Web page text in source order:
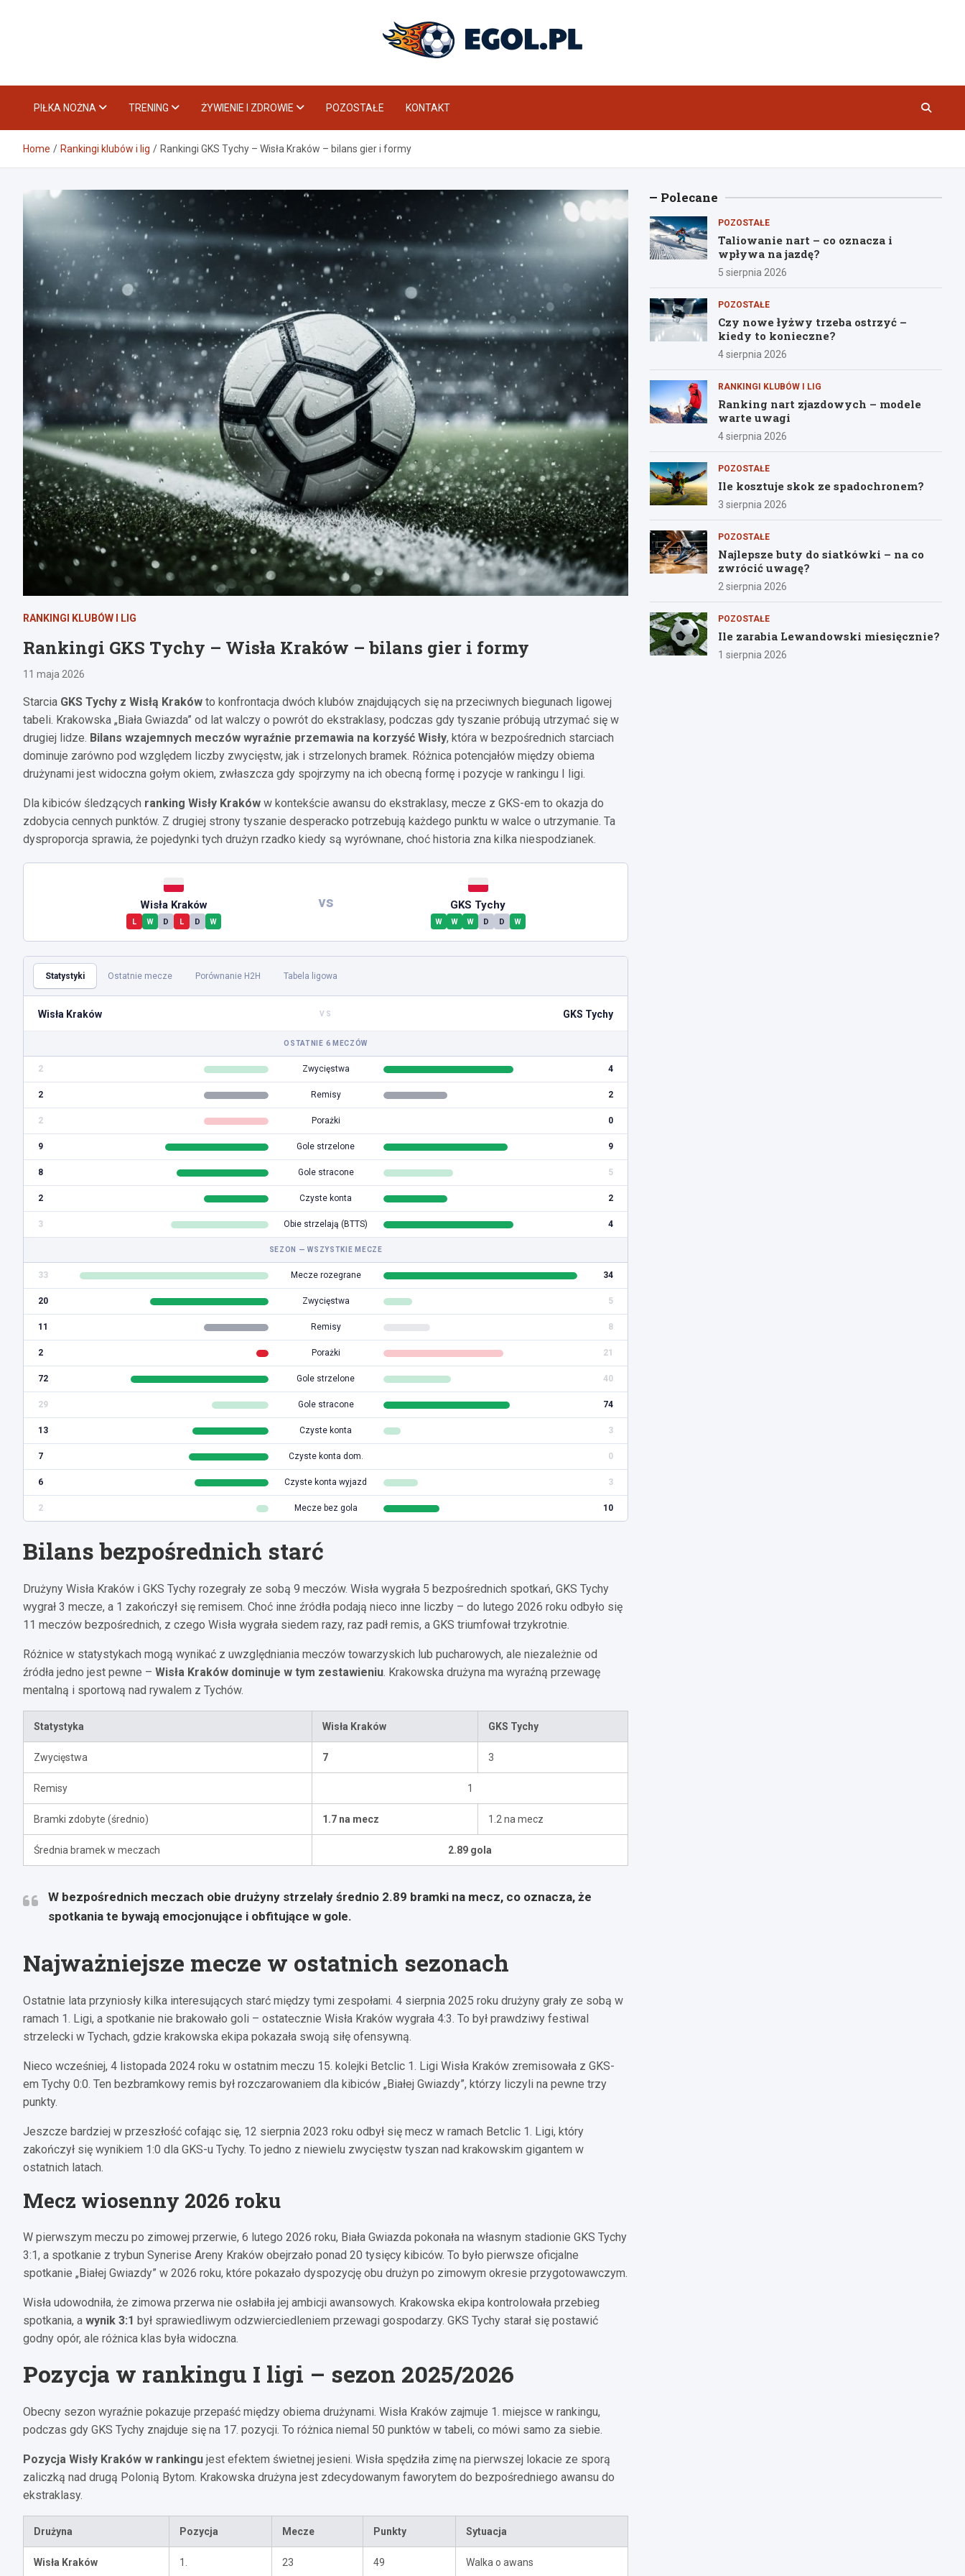
eGol.pl
PIŁKA NOŻNA TRENING ŻYWIENIE I ZDROWIE POZOSTAŁE KONTAKT
Home Rankingi klubów i lig Rankingi GKS Tychy – Wisła Kraków – bilans gier i formy
RANKINGI KLUBÓW I LIG
Rankingi GKS Tychy – Wisła Kraków – bilans gier i formy
11 maja 2026
Starcia GKS Tychy z Wisłą Kraków to konfrontacja dwóch klubów znajdujących się na przeciwnych biegunach ligowej
tabeli. Krakowska „Biała Gwiazda” od lat walczy o powrót do ekstraklasy, podczas gdy tyszanie próbują utrzymać się w
drugiej lidze. Bilans wzajemnych meczów wyraźnie przemawia na korzyść Wisły, która w bezpośrednich starciach
dominuje zarówno pod względem liczby zwycięstw, jak i strzelonych bramek. Różnica potencjałów między obiema
drużynami jest widoczna gołym okiem, zwłaszcza gdy spojrzymy na ich obecną formę i pozycje w rankingu I ligi.
Dla kibiców śledzących ranking Wisły Kraków w kontekście awansu do ekstraklasy, mecze z GKS-em to okazja do
zdobycia cennych punktów. Z drugiej strony tyszanie desperacko potrzebują każdego punktu w walce o utrzymanie. Ta
dysproporcja sprawia, że pojedynki tych drużyn rzadko kiedy są wyrównane, choć historia zna kilka niespodzianek.
Wisła Kraków
L W D L D W
vs GKS Tychy
W W W D D W
Statystyki Ostatnie mecze Porównanie H2H Tabela ligowa
Wisła Kraków VS GKS Tychy
OSTATNIE 6 MECZÓW
2 Zwycięstwa 4
2 Remisy 2
2 Porażki 0
9 Gole strzelone 9
8 Gole stracone 5
2 Czyste konta 2
3 Obie strzelają (BTTS) 4
SEZON — WSZYSTKIE MECZE
33 Mecze rozegrane 34
20 Zwycięstwa 5
11 Remisy 8
2 Porażki 21
72 Gole strzelone 40
29 Gole stracone 74
13 Czyste konta 3
7 Czyste konta dom. 0
6 Czyste konta wyjazd 3
2 Mecze bez gola 10
Bilans bezpośrednich starć
Drużyny Wisła Kraków i GKS Tychy rozegrały ze sobą 9 meczów. Wisła wygrała 5 bezpośrednich spotkań, GKS Tychy
wygrał 3 mecze, a 1 zakończył się remisem. Choć inne źródła podają nieco inne liczby – do lutego 2026 roku odbyło się
11 meczów bezpośrednich, z czego Wisła wygrała siedem razy, raz padł remis, a GKS triumfował trzykrotnie.
Różnice w statystykach mogą wynikać z uwzględniania meczów towarzyskich lub pucharowych, ale niezależnie od
źródła jedno jest pewne – Wisła Kraków dominuje w tym zestawieniu. Krakowska drużyna ma wyraźną przewagę
mentalną i sportową nad rywalem z Tychów.
Statystyka Wisła Kraków GKS Tychy
Zwycięstwa 7 3
Remisy 1
Bramki zdobyte (średnio) 1.7 na mecz 1.2 na mecz
Średnia bramek w meczach 2.89 gola
W bezpośrednich meczach obie drużyny strzelały średnio 2.89 bramki na mecz, co oznacza, że
spotkania te bywają emocjonujące i obfitujące w gole.
Najważniejsze mecze w ostatnich sezonach
Ostatnie lata przyniosły kilka interesujących starć między tymi zespołami. 4 sierpnia 2025 roku drużyny grały ze sobą w
ramach 1. Ligi, a spotkanie nie brakowało goli – ostatecznie Wisła Kraków wygrała 4:3. To był prawdziwy festiwal
strzelecki w Tychach, gdzie krakowska ekipa pokazała swoją siłę ofensywną.
Nieco wcześniej, 4 listopada 2024 roku w ostatnim meczu 15. kolejki Betclic 1. Ligi Wisła Kraków zremisowała z GKS-
em Tychy 0:0. Ten bezbramkowy remis był rozczarowaniem dla kibiców „Białej Gwiazdy”, którzy liczyli na pewne trzy
punkty.
Jeszcze bardziej w przeszłość cofając się, 12 sierpnia 2023 roku odbył się mecz w ramach Betclic 1. Ligi, który
zakończył się wynikiem 1:0 dla GKS-u Tychy. To jedno z niewielu zwycięstw tyszan nad krakowskim gigantem w
ostatnich latach.
Mecz wiosenny 2026 roku
W pierwszym meczu po zimowej przerwie, 6 lutego 2026 roku, Biała Gwiazda pokonała na własnym stadionie GKS Tychy
3:1, a spotkanie z trybun Synerise Areny Kraków obejrzało ponad 20 tysięcy kibiców. To było pierwsze oficjalne
spotkanie „Białej Gwiazdy” w 2026 roku, które pokazało dyspozycję obu drużyn po zimowym okresie przygotowawczym.
Wisła udowodniła, że zimowa przerwa nie osłabiła jej ambicji awansowych. Krakowska ekipa kontrolowała przebieg
spotkania, a wynik 3:1 był sprawiedliwym odzwierciedleniem przewagi gospodarzy. GKS Tychy starał się postawić
godny opór, ale różnica klas była widoczna.
Pozycja w rankingu I ligi – sezon 2025/2026
Obecny sezon wyraźnie pokazuje przepaść między obiema drużynami. Wisła Kraków zajmuje 1. miejsce w rankingu,
podczas gdy GKS Tychy znajduje się na 17. pozycji. To różnica niemal 50 punktów w tabeli, co mówi samo za siebie.
Pozycja Wisły Kraków w rankingu jest efektem świetnej jesieni. Wisła spędziła zimę na pierwszej lokacie ze sporą
zaliczką nad drugą Polonią Bytom. Krakowska drużyna jest zdecydowanym faworytem do bezpośredniego awansu do
ekstraklasy.
Drużyna Pozycja Mecze Punkty Sytuacja
Wisła Kraków 1. 23 49 Walka o awans
Polecane
POZOSTAŁE
Taliowanie nart – co oznacza i
wpływa na jazdę?
5 sierpnia 2026
POZOSTAŁE
Czy nowe łyżwy trzeba ostrzyć –
kiedy to konieczne?
4 sierpnia 2026
RANKINGI KLUBÓW I LIG
Ranking nart zjazdowych – modele
warte uwagi
4 sierpnia 2026
POZOSTAŁE
Ile kosztuje skok ze spadochronem?
3 sierpnia 2026
POZOSTAŁE
Najlepsze buty do siatkówki – na co
zwrócić uwagę?
2 sierpnia 2026
POZOSTAŁE
Ile zarabia Lewandowski miesięcznie?
1 sierpnia 2026